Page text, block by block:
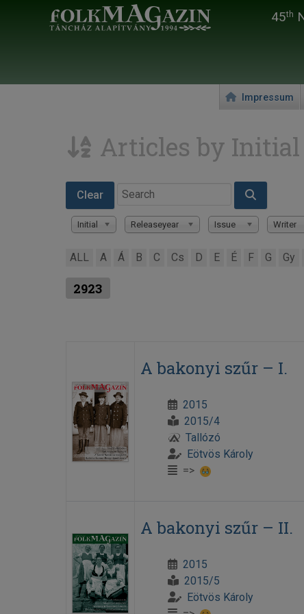
45th
Impressum
Articles by Initial
Clear
Initial Releaseyear Issue Writer
ALL A Á B C Cs D E É F G Gy
2923
A bakonyi szűr – I.
2015
2015/4
Tallózó
Eötvös Károly
=>
A bakonyi szűr – II.
2015
2015/5
Eötvös Károly